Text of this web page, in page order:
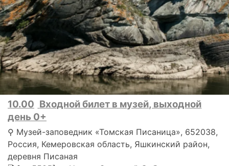
10.00 Входной билет в музей, выходной
день 0+
⚲ Музей-заповедник «Томская Писаница», 652038,
Россия, Кемеровская область, Яшкинский район,
деревня Писаная